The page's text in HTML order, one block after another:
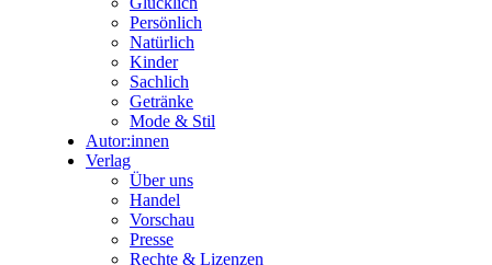
Persönlich
Natürlich
Kinder
Sachlich
Getränke
Mode & Stil
Autor:innen
Verlag
Über uns
Handel
Vorschau
Presse
Rechte & Lizenzen